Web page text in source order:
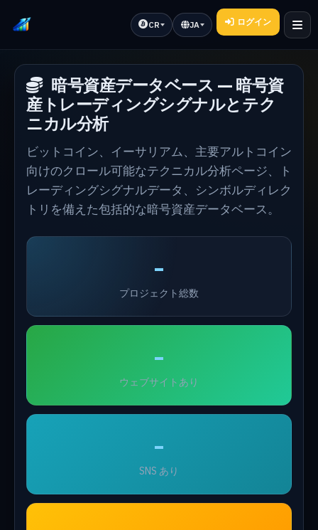
CR JA ログイン
暗号資産データベース — 暗号資
産トレーディングシグナルとテク
ニカル分析
ビットコイン、イーサリアム、主要アルトコイン
向けのクロール可能なテクニカル分析ページ、ト
レーディングシグナルデータ、シンボルディレク
トリを備えた包括的な暗号資産データベース。
-
プロジェクト総数
-
ウェブサイトあり
-
SNS あり